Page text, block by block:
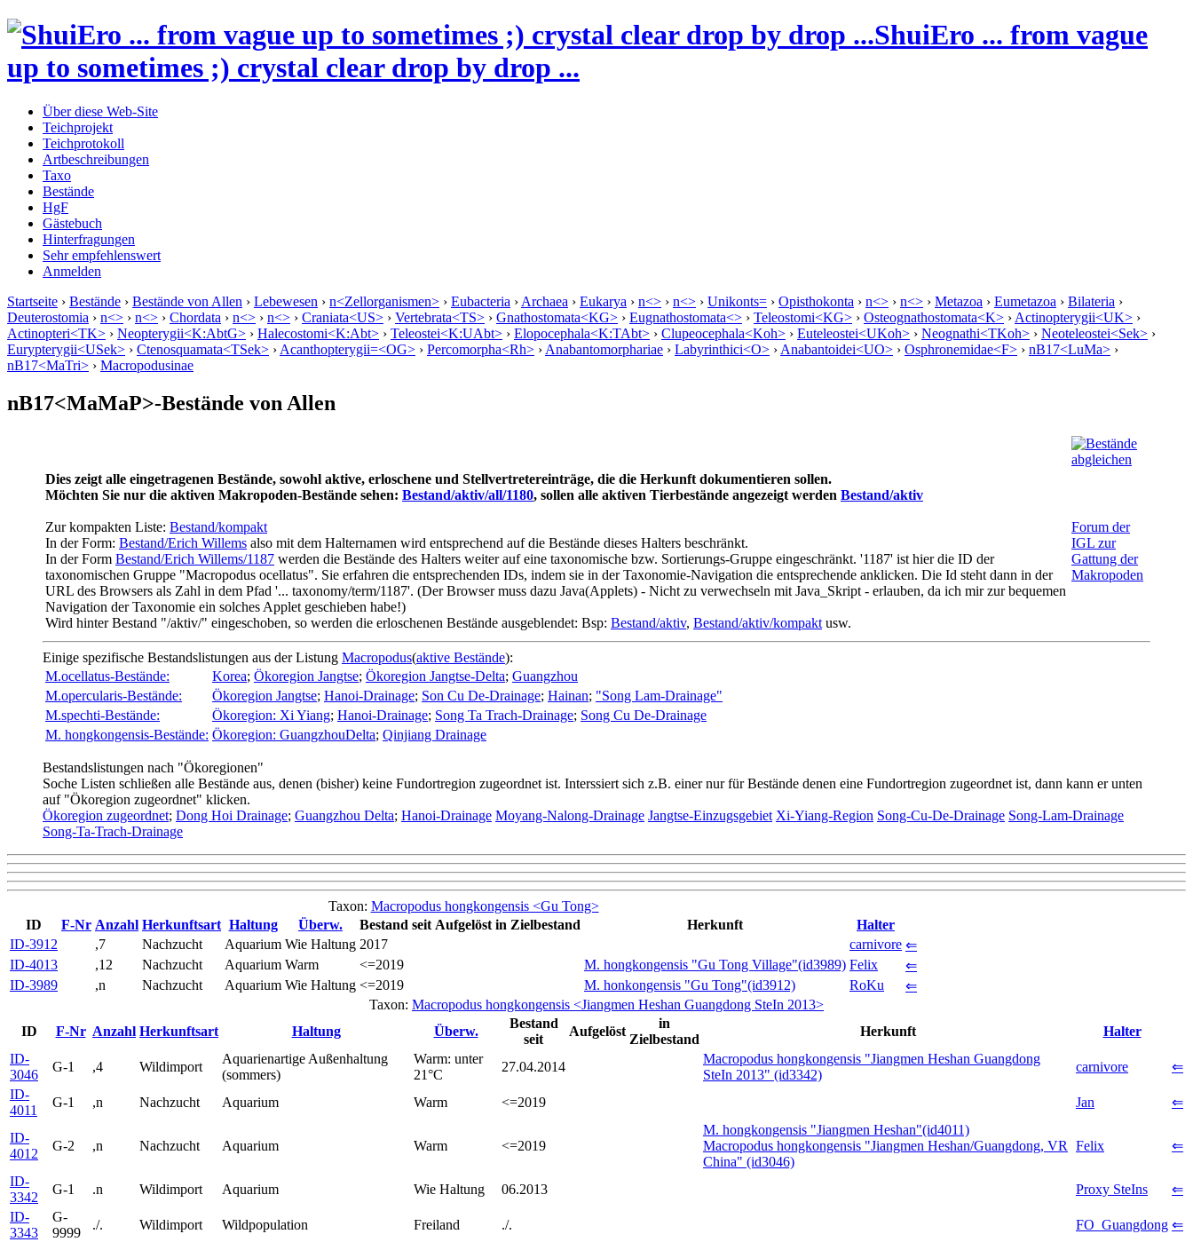
ShuiEro ... from vague
up to sometimes ;) crystal clear drop by drop ...
Über diese Web-Site
Teichprojekt
Teichprotokoll
Artbeschreibungen
Taxo
Bestände
HgF
Gästebuch
Hinterfragungen
Sehr empfehlenswert
Anmelden
Startseite › Bestände › Bestände von Allen › Lebewesen › n<Zellorganismen> › Eubacteria › Archaea › Eukarya › n<> › n<> › Unikonts= › Opisthokonta › n<> › n<> › Metazoa › Eumetazoa › Bilateria ›
Deuterostomia › n<> › n<> › Chordata › n<> › n<> › Craniata<US> › Vertebrata<TS> › Gnathostomata<KG> › Eugnathostomata<> › Teleostomi<KG> › Osteognathostomata<K> › Actinopterygii<UK> ›
Actinopteri<TK> › Neopterygii<K:AbtG> › Halecostomi<K:Abt> › Teleostei<K:UAbt> › Elopocephala<K:TAbt> › Clupeocephala<Koh> › Euteleostei<UKoh> › Neognathi<TKoh> › Neoteleostei<Sek> ›
Eurypterygii<USek> › Ctenosquamata<TSek> › Acanthopterygii=<OG> › Percomorpha<Rh> › Anabantomorphariae › Labyrinthici<O> › Anabantoidei<UO> › Osphronemidae<F> › nB17<LuMa> ›
nB17<MaTri> › Macropodusinae
nB17<MaMaP>-Bestände von Allen
Dies zeigt alle eingetragenen Bestände, sowohl aktive, erloschene und Stellvertretereinträge, die die Herkunft dokumentieren sollen.
Möchten Sie nur die aktiven Makropoden-Bestände sehen: Bestand/aktiv/all/1180, sollen alle aktiven Tierbestände angezeigt werden Bestand/aktiv
Zur kompakten Liste: Bestand/kompakt
In der Form: Bestand/Erich Willems also mit dem Halternamen wird entsprechend auf die Bestände dieses Halters beschränkt.
In der Form Bestand/Erich Willems/1187 werden die Bestände des Halters weiter auf eine taxonomische bzw. Sortierungs-Gruppe eingeschränkt. '1187' ist hier die ID der
taxonomischen Gruppe "Macropodus ocellatus". Sie erfahren die entsprechenden IDs, indem sie in der Taxonomie-Navigation die entsprechende anklicken. Die Id steht dann in der
URL des Browsers als Zahl in dem Pfad '... taxonomy/term/1187'. (Der Browser muss dazu Java(Applets) - Nicht zu verwechseln mit Java_Skript - erlauben, da ich mir zur bequemen
Navigation der Taxonomie ein solches Applet geschieben habe!)
Wird hinter Bestand "/aktiv/" eingeschoben, so werden die erloschenen Bestände ausgeblendet: Bsp: Bestand/aktiv, Bestand/aktiv/kompakt usw.
Forum der
IGL zur
Gattung der
Makropoden
Einige spezifische Bestandslistungen aus der Listung Macropodus(aktive Bestände):
M.ocellatus-Bestände:
Korea; Ökoregion Jangtse; Ökoregion Jangtse-Delta; Guangzhou
M.opercularis-Bestände:
Ökoregion Jangtse; Hanoi-Drainage; Son Cu De-Drainage; Hainan; "Song Lam-Drainage"
M.spechti-Bestände:
Ökoregion: Xi Yiang; Hanoi-Drainage; Song Ta Trach-Drainage; Song Cu De-Drainage
M. hongkongensis-Bestände: Ökoregion: GuangzhouDelta; Qinjiang Drainage
Bestandslistungen nach "Ökoregionen"
Soche Listen schließen alle Bestände aus, denen (bisher) keine Fundortregion zugeordnet ist. Interssiert sich z.B. einer nur für Bestände denen eine Fundortregion zugeordnet ist, dann kann er unten
auf "Ökoregion zugeordnet" klicken.
Ökoregion zugeordnet; Dong Hoi Drainage; Guangzhou Delta; Hanoi-Drainage Moyang-Nalong-Drainage Jangtse-Einzugsgebiet Xi-Yiang-Region Song-Cu-De-Drainage Song-Lam-Drainage
Song-Ta-Trach-Drainage
Taxon: Macropodus hongkongensis <Gu Tong>
ID
F-Nr Anzahl Herkunftsart Haltung Überw. Bestand seit Aufgelöst in Zielbestand Herkunft
Halter
ID-3912
,7 Nachzucht Aquarium Wie Haltung 2017 carnivore ⇐
ID-4013
,12 Nachzucht Aquarium Warm <=2019 M. hongkongensis "Gu Tong Village"(id3989) Felix
⇐
ID-3989
,n Nachzucht Aquarium Wie Haltung <=2019 M. honkongensis "Gu Tong"(id3912) RoKu
⇐
Taxon: Macropodus hongkongensis <Jiangmen Heshan Guangdong SteIn 2013>
ID
F-Nr Anzahl Herkunftsart Haltung Überw.
Bestand
seit
Aufgelöst
in
Zielbestand
Herkunft
Halter
ID-
3046
G-1 ,4 Wildimport
Aquarienartige Außenhaltung
(sommers)
Warm: unter
21°C
27.04.2014
Macropodus hongkongensis "Jiangmen Heshan Guangdong
SteIn 2013" (id3342)
carnivore
⇐
ID-
4011
G-1 ,n Nachzucht Aquarium Warm <=2019 Jan ⇐
ID-
4012
G-2 ,n Nachzucht Aquarium Warm <=2019
M. hongkongensis "Jiangmen Heshan"(id4011)
Macropodus hongkongensis "Jiangmen Heshan/Guangdong, VR
China" (id3046)
Felix ⇐
ID-
3342
G-1 .n Wildimport Aquarium Wie Haltung 06.2013 Proxy SteIns
⇐
ID-
3343
G-
9999
./. Wildimport Wildpopulation Freiland ./. FO_Guangdong ⇐